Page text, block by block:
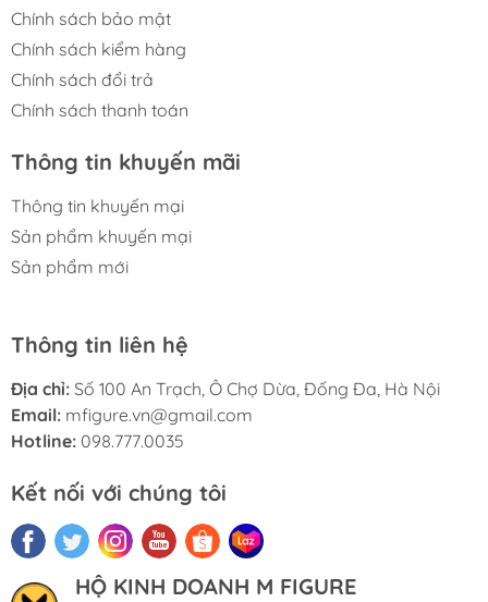
Chính sách bảo mật
Chính sách kiểm hàng
Chính sách đổi trả
Chính sách thanh toán
Thông tin khuyến mãi
Thông tin khuyến mại
Sản phẩm khuyến mại
Sản phẩm mới
Thông tin liên hệ
Địa chỉ: Số 100 An Trạch, Ô Chợ Dừa, Đống Đa, Hà Nội
Email: mfigure.vn@gmail.com
Hotline: 098.777.0035
Kết nối với chúng tôi
HỘ KINH DOANH M FIGURE